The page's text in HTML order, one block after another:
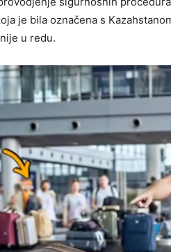
je bila označena s
u redu.